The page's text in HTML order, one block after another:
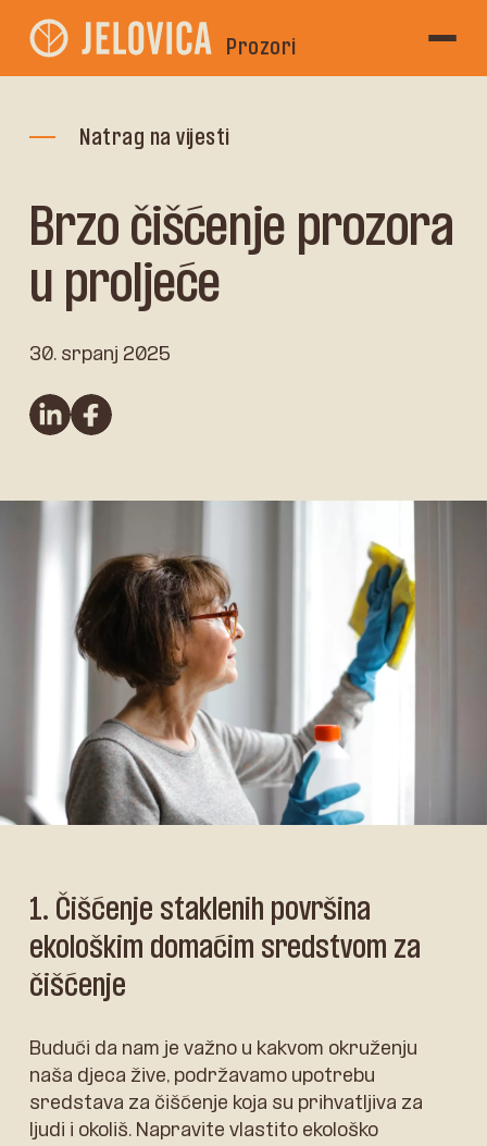
Prozori
Natrag na vijesti
Brzo čišćenje prozora
u proljeće
30. srpanj 2025
linkedinFacebook
1. Čišćenje staklenih površina
ekološkim domaćim sredstvom za
čišćenje
Budući da nam je važno u kakvom okruženju
naša djeca žive, podržavamo upotrebu
sredstava za čišćenje koja su prihvatljiva za
ljudi i okoliš. Napravite vlastito ekološko